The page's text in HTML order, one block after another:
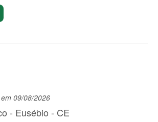
09/08/2026
- Eusébio - CE